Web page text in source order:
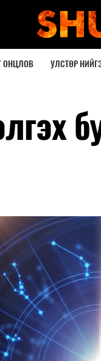
ОНЦЛОВ УЛСТӨР